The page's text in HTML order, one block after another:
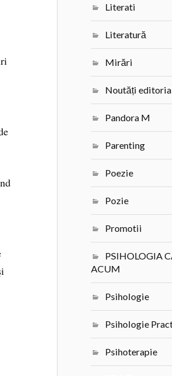
Literati
Literatură
Mirări
Noutăți
Pandora M
Parenting
Poezie
Pozie
Promotii
PSIHOLOGIA
ACUM
Psihologie
Psihologie
Psihoterapie